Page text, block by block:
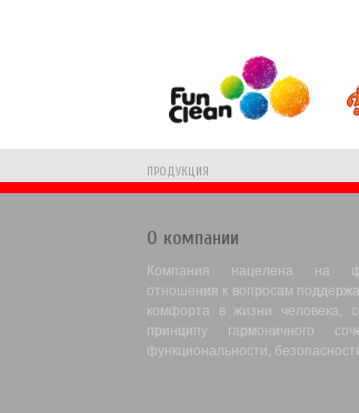
ПРОДУКЦИЯ
О компании
Компания нацелена на
отношения к вопросам
комфорта в жизни человека,
принципу гармоничного
функциональности,